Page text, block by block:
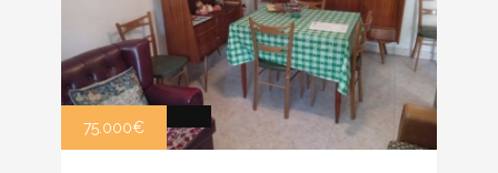
75.000€